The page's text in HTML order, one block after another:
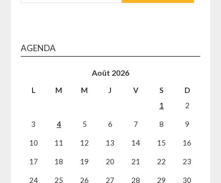
AGENDA
Août 2026
L M M J V S
D
1
2
3 4 5 6 7 8 9
10 11 12 13 14 15 16
17 18 19 20 21 22 23
24 25 26 27 28 29 30